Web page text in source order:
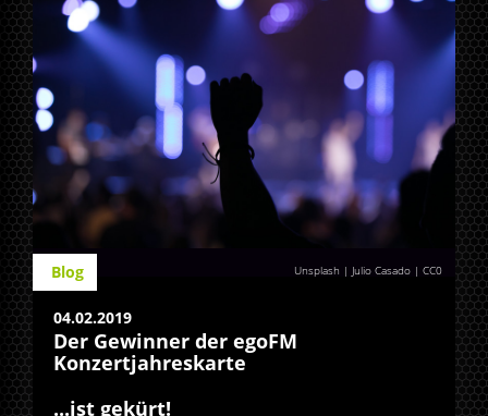
Unsplash | Julio Casado |CC0
Blog
04.02.2019
Der Gewinner der egoFM
Konzertjahreskarte
...ist gekürt!